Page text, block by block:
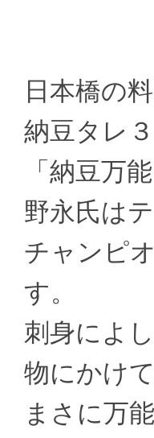
日本橋の
納豆タレ
「納豆万
野永氏は
チャンピ
す。
刺身によ
物にかけ
まさに万